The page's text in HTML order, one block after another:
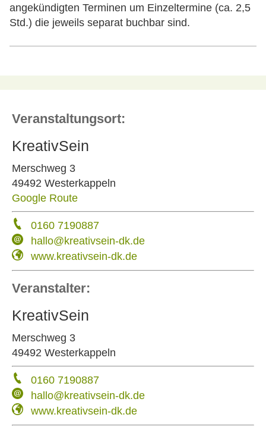
angekündigten Terminen um Einzeltermine (ca. 2,5
Std.) die jeweils separat buchbar sind.
Veranstaltungsort:
KreativSein
Merschweg 3
49492 Westerkappeln
Google Route
0160 7190887
hallo@kreativsein-dk.de
www.kreativsein-dk.de
Veranstalter:
KreativSein
Merschweg 3
49492 Westerkappeln
0160 7190887
hallo@kreativsein-dk.de
www.kreativsein-dk.de